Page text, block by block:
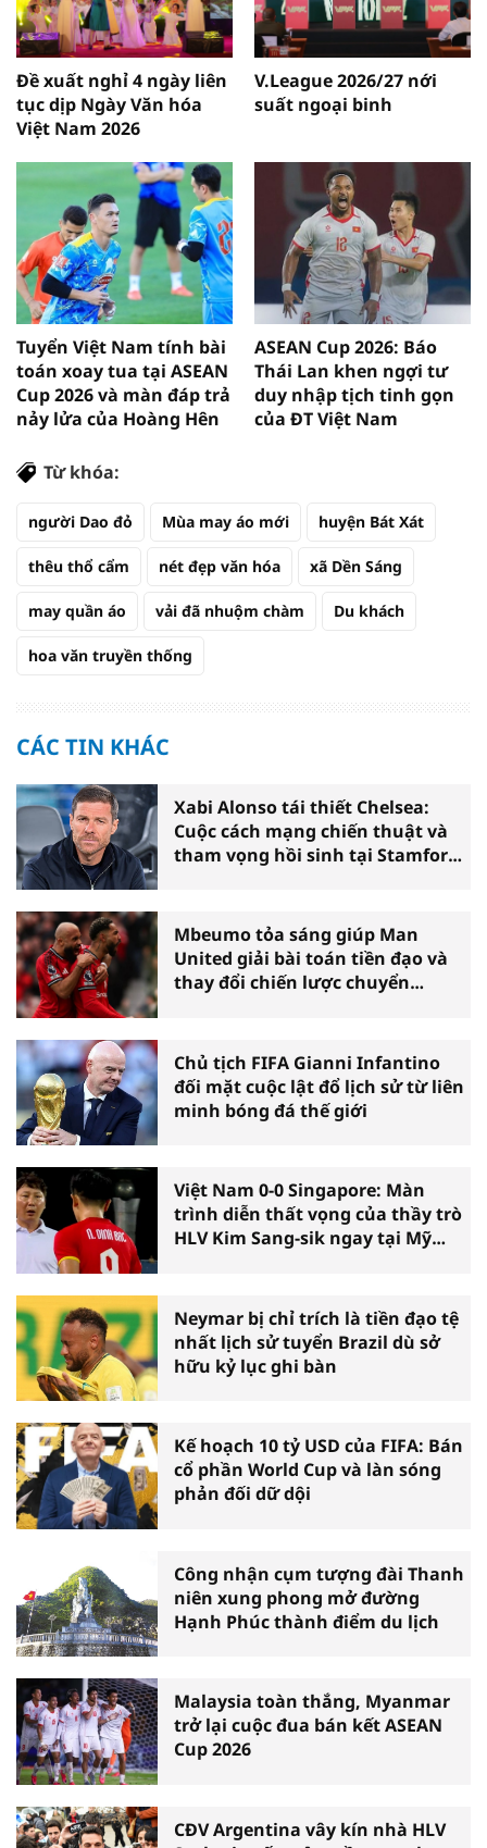
Đề xuất nghỉ 4 ngày liên
tục dịp Ngày Văn hóa
Việt Nam 2026
V.League 2026/27 nới
suất ngoại binh
Tuyển Việt Nam tính bài
toán xoay tua tại ASEAN
Cup 2026 và màn đáp trả
nảy lửa của Hoàng Hên
ASEAN Cup 2026: Báo
Thái Lan khen ngợi tư
duy nhập tịch tinh gọn
của ĐT Việt Nam
Từ khóa:
người Dao đỏ Mùa may áo mới huyện Bát Xát
thêu thổ cẩm nét đẹp văn hóa xã Dền Sáng
may quần áo vải đã nhuộm chàm Du khách
hoa văn truyền thống
CÁC TIN KHÁC
Xabi Alonso tái thiết Chelsea:
Cuộc cách mạng chiến thuật và
tham vọng hồi sinh tại Stamford
Mbeumo tỏa sáng giúp Man
United giải bài toán tiền đạo và
thay đổi chiến lược chuyển
Chủ tịch FIFA Gianni Infantino
đối mặt cuộc lật đổ lịch sử từ liên
minh bóng đá thế giới
Việt Nam 0-0 Singapore: Màn
trình diễn thất vọng của thầy trò
HLV Kim Sang-sik ngay tại Mỹ
Neymar bị chỉ trích là tiền đạo tệ
nhất lịch sử tuyển Brazil dù sở
hữu kỷ lục ghi bàn
Kế hoạch 10 tỷ USD của FIFA: Bán
cổ phần World Cup và làn sóng
phản đối dữ dội
Công nhận cụm tượng đài Thanh
niên xung phong mở đường
Hạnh Phúc thành điểm du lịch
Malaysia toàn thắng, Myanmar
trở lại cuộc đua bán kết ASEAN
Cup 2026
CĐV Argentina vây kín nhà HLV